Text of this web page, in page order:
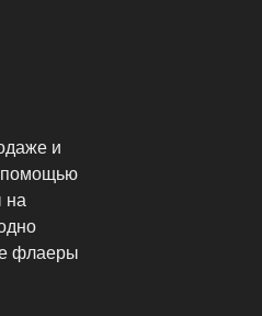
и
помощью
на
флаеры